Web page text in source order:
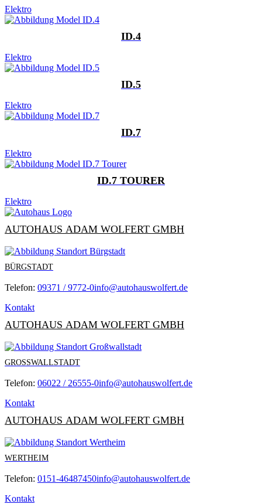
Elektro
ID.4
Elektro
ID.5
Elektro
ID.7
Elektro
ID.7 TOURER
Elektro
AUTOHAUS ADAM WOLFERT GMBH
BÜRGSTADT
Telefon: 09371 / 9772-0info@autohauswolfert.de
Kontakt
AUTOHAUS ADAM WOLFERT GMBH
GROSSWALLSTADT
Telefon: 06022 / 26555-0info@autohauswolfert.de
Kontakt
AUTOHAUS ADAM WOLFERT GMBH
WERTHEIM
Telefon: 0151-46487450info@autohauswolfert.de
Kontakt